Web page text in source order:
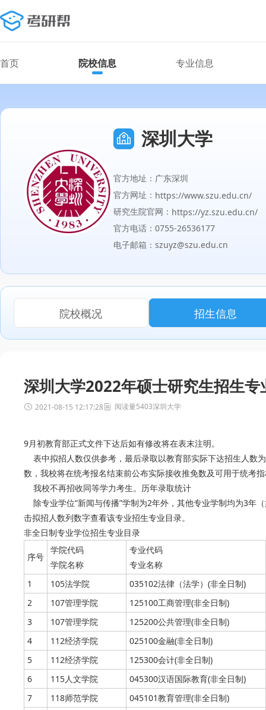
首页 院校信息 专业信息
深圳大学
官方地址：广东深圳
官方网址： https://www.szu.edu.cn/
研究生院官网： https://yz.szu.edu.cn/
官方电话：0755-26536177
电子邮箱：szuyz@szu.edu.cn
院校概况 招生信息
深圳大学2022年硕士研究生招生专
2021-08-15 12:17:28 阅读量5403深圳大学
9月初教育部正式文件下达后如有修改将在表末注明。
表中拟招人数仅供参考，最后录取以教育部实际下达招生人数
数，我校将在统考报名结束前公布实际接收推免数及可用于统考
我校不再招收同等学力考生。历年录取统计
除专业学位“新闻与传播”学制为2年外，其他专业学制均为3年
击拟招人数列数字查看该专业招生专业目录。
非全日制专业学位招生专业目录
序号
学院代码
学院名称
专业代码
专业名称
1
105法学院
035102法律（法学）(非全日制)
2
107管理学院
125100工商管理(非全日制)
3
107管理学院
125200公共管理(非全日制)
4
112经济学院
025100金融(非全日制)
5
112经济学院
125300会计(非全日制)
6
115人文学院
045300汉语国际教育(非全日制)
7
118师范学院
045101教育管理(非全日制)